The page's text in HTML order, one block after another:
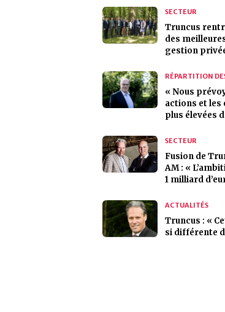
SECTEUR
Truncus
des
gestion
RÉPARTITION
« Nous
actions et
plus élevées
SECTEUR
Fusion de
AM : «
1 milliard
ACTUALITÉS
Truncus : «
si différente